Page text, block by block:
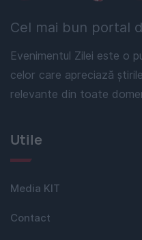
Cel mai bun portal
Evenimentul Zilei este o
celor care apreciază
relevante din toate
Utile
Media KIT
Contact